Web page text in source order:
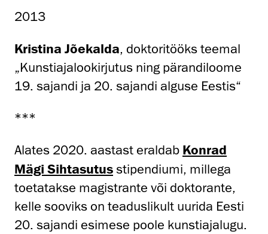
2013
Kristina Jõekalda, doktoritööks teemal
„Kunstiajalookirjutus ning pärandiloome
19. sajandi ja 20. sajandi alguse Eestis“
***
Alates 2020. aastast eraldab Konrad
Mägi Sihtasutus stipendiumi, millega
toetatakse magistrante või doktorante,
kelle sooviks on teaduslikult uurida Eesti
20. sajandi esimese poole kunstiajalugu.